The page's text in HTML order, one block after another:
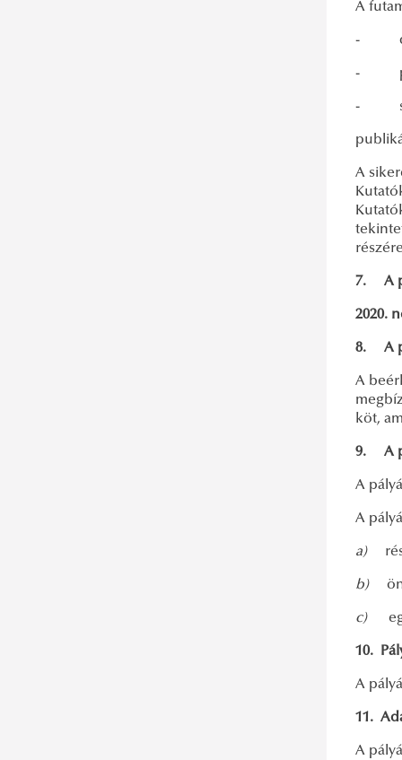
A
-
-
-
A
7. A
2020.
8. A
A
köt,
9. A
A
A
a)
b)
c)
10.
A
11.
A